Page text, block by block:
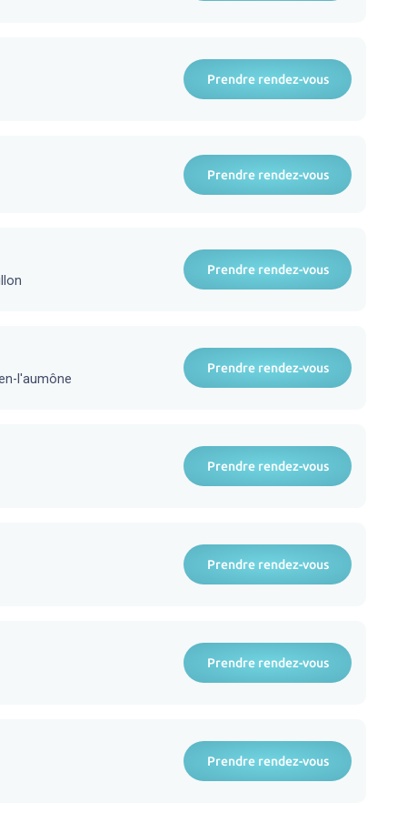
Prendre rendez-vous
Prendre rendez-vous
Prendre rendez-vous
l'aumône
Prendre rendez-vous
Prendre rendez-vous
Prendre rendez-vous
Prendre rendez-vous
Prendre rendez-vous